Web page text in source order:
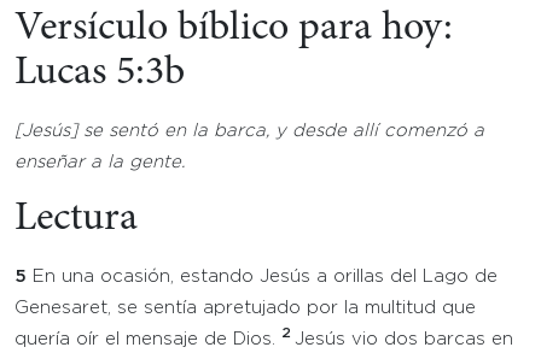
Versículo bíblico para hoy:
Lucas 5:3b
[Jesús] se sentó en la barca, y desde allí comenzó a
enseñar a la gente.
Lectura
5
En una ocasión, estando Jesús a orillas del Lago de
Genesaret, se sentía apretujado por la multitud que
quería oír el mensaje de Dios.
2 Jesús vio dos barcas en